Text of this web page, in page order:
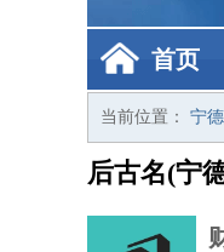
首页
当前位置： 宁
后古名(宁